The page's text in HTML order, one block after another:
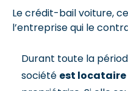
Le crédit-bail voiture,
l’entreprise qui le
Durant toute la
société est